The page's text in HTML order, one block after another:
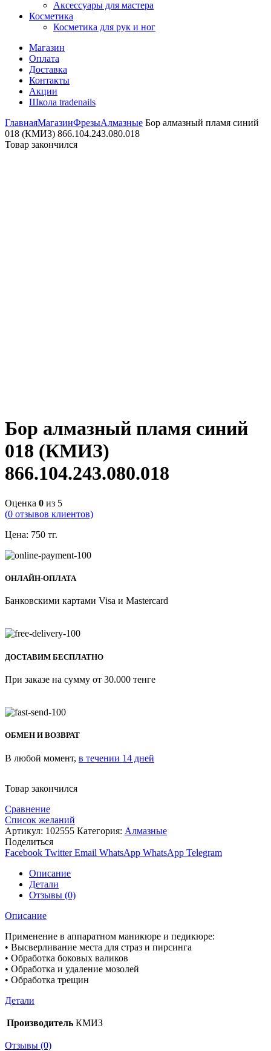
Аксессуары для мастера
Косметика
Косметика для рук и ног
Магазин
Оплата
Доставка
Контакты
Акции
Школа tradenails
ГлавнаяМагазинФрезыАлмазные Бор алмазный пламя синий
018 (КМИЗ) 866.104.243.080.018
Товар закончился
Бор алмазный пламя синий
018 (КМИЗ)
866.104.243.080.018
Оценка 0 из 5
(0 отзывов клиентов)
Цена: 750 тг.
ОНЛАЙН-ОПЛАТА
Банковскими картами Visa и Mastercard
ДОСТАВИМ БЕСПЛАТНО
При заказе на сумму от 30.000 тенге
ОБМЕН И ВОЗВРАТ
В любой момент, в течении 14 дней
Товар закончился
Сравнение
Список желаний
Артикул: 102555 Категория: Алмазные
Поделиться
Facebook Twitter Email WhatsApp WhatsApp Telegram
Описание
Детали
Отзывы (0)
Описание
Применение в аппаратном маникюре и педикюре:
• Высверливание места для страз и пирсинга
• Обработка боковых валиков
• Обработка и удаление мозолей
• Обработка трещин
Детали
Производитель КМИЗ
Отзывы (0)